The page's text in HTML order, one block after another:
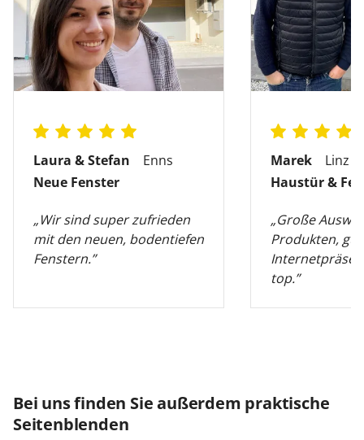
Laura & Stefan
Enns
Neue Fenster
„Wir sind super zufrieden
mit den neuen, bodentiefen
Fenstern.”
Marek
Linz
Haustür &
„Große
Produkten,
top.”
Bei uns finden Sie außerdem praktische
Seitenblenden